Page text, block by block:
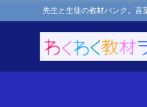
先生と生徒の教材バンク。言